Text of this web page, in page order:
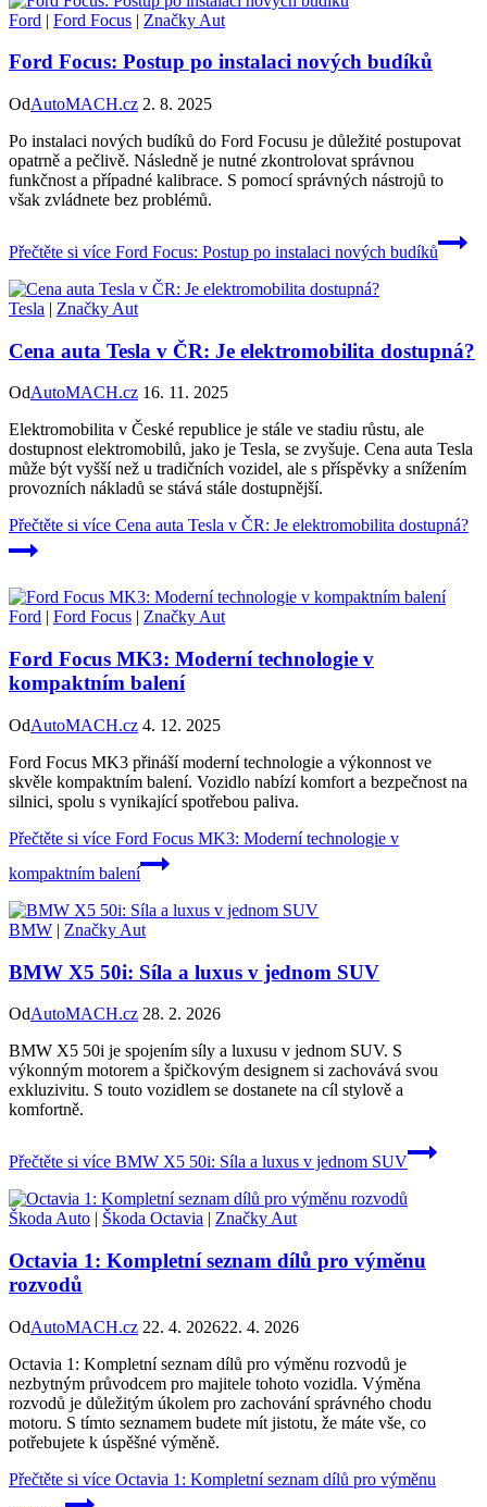
Ford | Ford Focus | Značky Aut
Ford Focus: Postup po instalaci nových budíků
OdAutoMACH.cz 2. 8. 2025
Po instalaci nových budíků do Ford Focusu je důležité postupovat
opatrně a pečlivě. Následně je nutné zkontrolovat správnou
funkčnost a případné kalibrace. S pomocí správných nástrojů to
však zvládnete bez problémů.
Přečtěte si více Ford Focus: Postup po instalaci nových budíků
Tesla | Značky Aut
Cena auta Tesla v ČR: Je elektromobilita dostupná?
OdAutoMACH.cz 16. 11. 2025
Elektromobilita v České republice je stále ve stadiu růstu, ale
dostupnost elektromobilů, jako je Tesla, se zvyšuje. Cena auta Tesla
může být vyšší než u tradičních vozidel, ale s příspěvky a snížením
provozních nákladů se stává stále dostupnější.
Přečtěte si více Cena auta Tesla v ČR: Je elektromobilita dostupná?
Ford | Ford Focus | Značky Aut
Ford Focus MK3: Moderní technologie v
kompaktním balení
OdAutoMACH.cz 4. 12. 2025
Ford Focus MK3 přináší moderní technologie a výkonnost ve
skvěle kompaktním balení. Vozidlo nabízí komfort a bezpečnost na
silnici, spolu s vynikající spotřebou paliva.
Přečtěte si více Ford Focus MK3: Moderní technologie v
kompaktním balení
BMW | Značky Aut
BMW X5 50i: Síla a luxus v jednom SUV
OdAutoMACH.cz 28. 2. 2026
BMW X5 50i je spojením síly a luxusu v jednom SUV. S
výkonným motorem a špičkovým designem si zachovává svou
exkluzivitu. S touto vozidlem se dostanete na cíl stylově a
komfortně.
Přečtěte si více BMW X5 50i: Síla a luxus v jednom SUV
Škoda Auto | Škoda Octavia | Značky Aut
Octavia 1: Kompletní seznam dílů pro výměnu
rozvodů
OdAutoMACH.cz 22. 4. 202622. 4. 2026
Octavia 1: Kompletní seznam dílů pro výměnu rozvodů je
nezbytným průvodcem pro majitele tohoto vozidla. Výměna
rozvodů je důležitým úkolem pro zachování správného chodu
motoru. S tímto seznamem budete mít jistotu, že máte vše, co
potřebujete k úspěšné výměně.
Přečtěte si více Octavia 1: Kompletní seznam dílů pro výměnu